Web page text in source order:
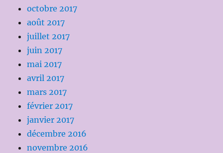
octobre 2017
août 2017
juillet 2017
juin 2017
mai 2017
avril 2017
mars 2017
février 2017
janvier 2017
décembre 2016
novembre 2016